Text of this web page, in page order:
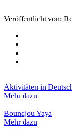
Veröffentlicht von:
Aktivitäten in
Mehr dazu
Boundjou Yaya
Mehr dazu